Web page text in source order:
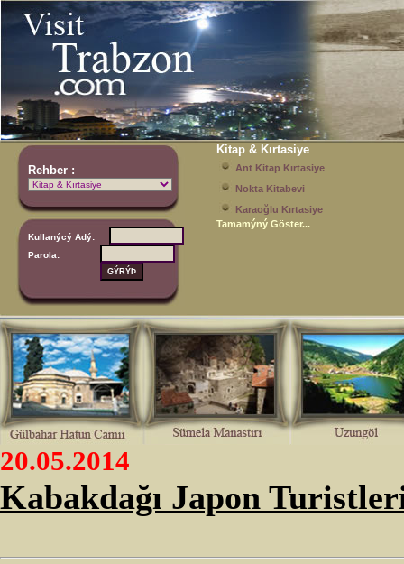
Rehber :
Kitap & Kırtasiye
Ant Kitap Kırtasiye
Nokta Kitabevi
Karaoğlu Kırtasiye
Tamamýný Göster...
Kullanýcý Adý:
Parola:
20.05.2014
Kabakdağı Japon